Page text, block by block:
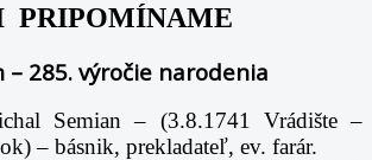
PRIPOMÍNAME
– 285. výročie narodenia
Semian – (3.8.1741 Vrádište –
– básnik, prekladateľ, ev. farár.